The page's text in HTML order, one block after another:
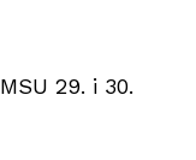
29. i 30.